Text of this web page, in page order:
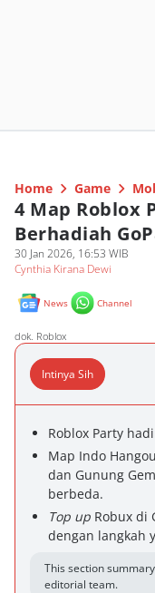
Home Game
4 Map Roblox
Berhadiah
30 Jan 2026, 16:53 WIB
Cynthia Kirana Dewi
News Channel
dok. Roblox
Intinya Sih
Roblox Party
Map Indo
dan Gunung
berbeda.
Top up Robux di
dengan langkah
This section
editorial team.